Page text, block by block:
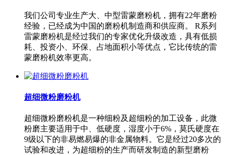
我们公司专业生产大、中型雷蒙磨粉机，拥有22年磨粉
经验，已经成为中国的磨粉机制造商和供应商。 R系列
雷蒙磨粉机是经过我们的专家优化升级改造，具有低损
耗、投资小、环保、占地面积小等优点，它比传统的雷
蒙磨粉机效率更高。
超细微粉磨粉机
超细微粉磨粉机是一种细粉及超细粉的加工设备，此微
粉磨主要适用于中、低硬度，湿度小于6%，莫氏硬度在
9级以下的非易燃易爆的非金属物料。它是经过20多次的
试验和改进，为超细粉的生产而研发制造的新型磨粉